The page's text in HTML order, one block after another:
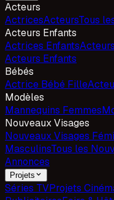
Acteurs
ActricesActeursTous
Acteurs Enfants
Actrices Enfants
Acteurs Enfants
Bébés
Actrice Bébé Fille
Modèles
Mannequins Femmes
Nouveaux Visages
Nouveaux Visages
MasculinsTous les
Annonces
Projets
Séries TVProjets